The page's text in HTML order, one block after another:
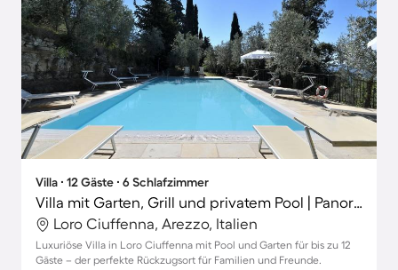
Villa ∙ 12 Gäste ∙ 6 Schlafzimmer
Villa mit Garten, Grill und privatem Pool | Panoramablick
Loro Ciuffenna, Arezzo, Italien
Luxuriöse Villa in Loro Ciuffenna mit Pool und Garten für bis zu 12
Gäste – der perfekte Rückzugsort für Familien und Freunde.